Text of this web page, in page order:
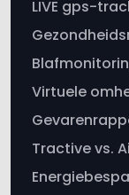
Virtuele
Tractive vs.